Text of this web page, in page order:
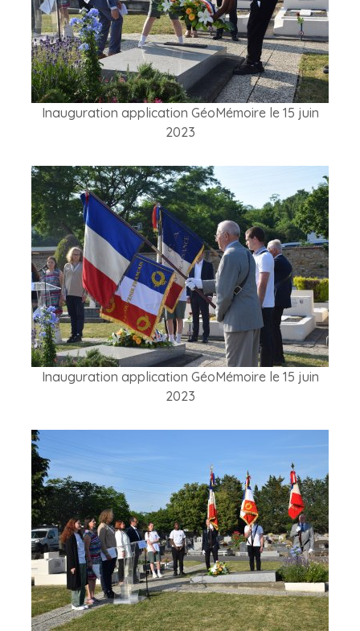
Inauguration application GéoMémoire le 15 juin
2023
Inauguration application GéoMémoire le 15 juin
2023